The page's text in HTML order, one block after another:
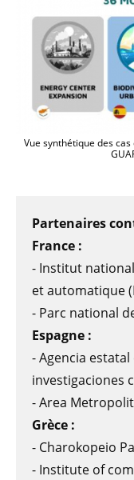
Vue synthétique des
Partenaires
France :
- Institut
et automatique
- Parc national
Espagne :
- Agencia
investigaciones
- Area
Grèce :
- Charokopeio
- Institute of